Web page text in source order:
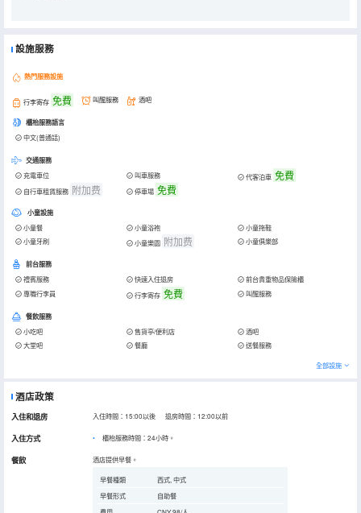
設施服務
熱門服務設施
行李寄存 免費 叫醒服務 酒吧
櫃枱服務語言
中文(普通話)
交通服務
充電車位 叫車服務 代客泊車 免費
自行車租賃服務 附加费 停車場 免費
小童設施
小童餐 小童浴袍
小童拖鞋
小童牙刷
小童樂園 附加费 小童俱樂部
前台服務
禮賓服務 快速入住退房
前台貴重物品保險櫃
專職行李員
行李寄存 免費 叫醒服務
餐飲服務
小吃吧 售貨亭/便利店
酒吧
大堂吧
餐廳 送餐服務
全部設施
酒店政策
入住和退房 入住時間：15:00以後 退房時間：12:00以前
入住方式 櫃枱服務時間：24小時。
餐飲 酒店提供早餐。
早餐種類
西式, 中式
早餐形式
自助餐